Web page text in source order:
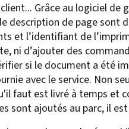
client... Grâce au logiciel
description de page sont
et l’identifiant de
ni d’ajouter des
si le document a été
avec le service. Non
faut est livré à temps et
sont ajoutés au parc, il